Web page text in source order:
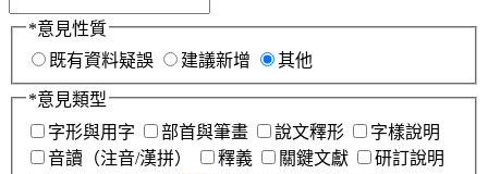
*意見性質
既有資料疑誤
建議新增 其他
*意見類型
字形與用字
部首與筆畫 說文釋形
字樣說明
音讀（注音/漢拼）
釋義 關鍵文獻
研訂說明